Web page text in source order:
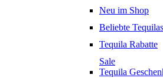
Neu im Shop
Beliebte Tequilas
Tequila Rabatte
Sale
Tequila